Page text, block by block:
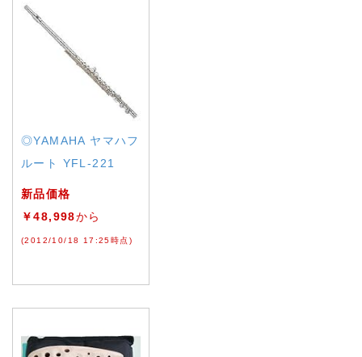
◎YAMAHA ヤマハフ
ルート YFL-221
新品価格
￥48,998から
(2012/10/18 17:25時点)